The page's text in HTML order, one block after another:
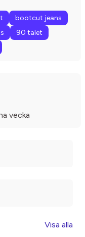
bootcut jeans
90 talet
vecka
Visa alla